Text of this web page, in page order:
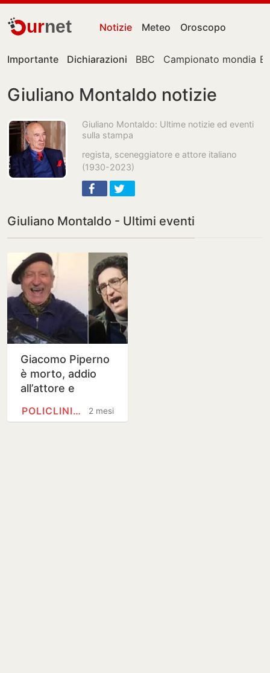
urnet Notizie Meteo Oroscopo
Importante Dichiarazioni BBC Campionato mondiale
Giuliano Montaldo notizie
Giuliano Montaldo: Ultime notizie ed eventi
sulla stampa
regista, sceneggiatore e attore italiano
(1930-2023)
Giuliano Montaldo - Ultimi eventi
Giacomo Piperno
è morto, addio
all’attore e
Tornatore a Scola,
2 mesi
POLICLINICO UMBERTO I